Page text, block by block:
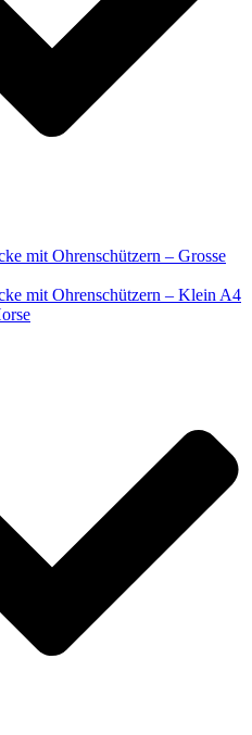
mit Ohrenschützern – Grosse
mit Ohrenschützern – Klein A4